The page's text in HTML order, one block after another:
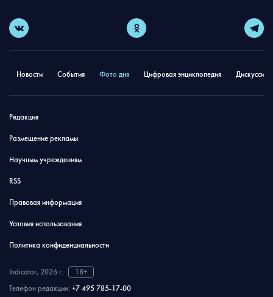
Новости События Фото дня Цифровая энциклопедия
Редакция
Размещение рекламы
Научным учреждениям
RSS
Правовая информация
Условия использования
Политика конфиденциальности
Indicator, 2026 г.
18+
Телефон редакции: +7 495 785-17-00